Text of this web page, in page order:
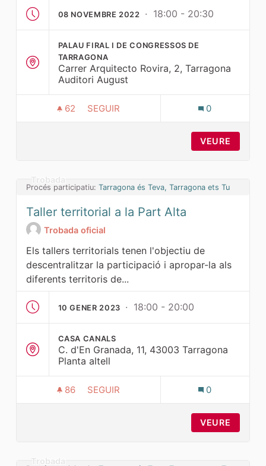
08 NOVEMBRE 2022 · 18:00 - 20:30
PALAU FIRAL I DE CONGRESSOS DE
TARRAGONA
Carrer Arquitecto Rovira, 2, Tarragona
Auditori August
62 62 SEGUIDORES
SEGUIR 0
VEURE
Procés participatiu: Tarragona és Teva, Tarragona ets Tu
Taller territorial a la Part Alta
Trobada oficial
Els tallers territorials tenen l'objectiu de
descentralitzar la participació i apropar-la als
diferents territoris de...
10 GENER 2023 · 18:00 - 20:00
CASA CANALS
C. d'En Granada, 11, 43003 Tarragona
Planta altell
86 86 SEGUIDORES
SEGUIR 0
VEURE